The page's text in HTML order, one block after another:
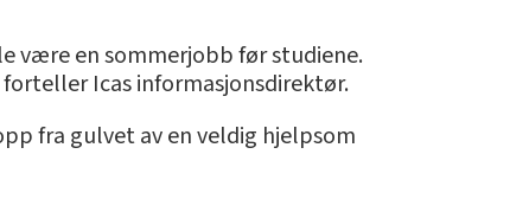
være en sommerjobb før studiene.
Icas informasjonsdirektør.
fra gulvet av en veldig hjelpsom